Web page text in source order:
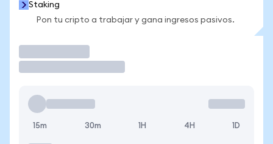
Staking
Pon tu cripto a trabajar y gana ingresos pasivos.
15m 30m 1H 4H 1D